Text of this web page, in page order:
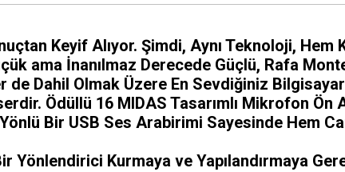
Keyif Alıyor. Şimdi, Aynı Teknoloji,
ama İnanılmaz Derecede Güçlü, Rafa
Dahil Olmak Üzere En Sevdiğiniz
Ödüllü 16 MIDAS Tasarımlı Mikrofon
Bir USB Ses Arabirimi Sayesinde Hem
Yönlendirici Kurmaya ve Yapılandırmaya